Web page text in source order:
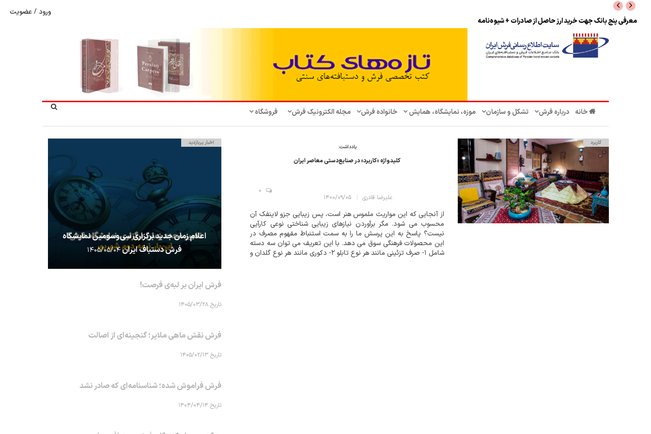
معرفی پنج بانک جهت خرید ارز حاصل از صادرات + شیوه‌نامه
ورود /عضویت
خانه درباره فرش تشکل‌ و سازمان‌ موزه، نمایشگاه، همایش‌ خانواده فرش مجله الکترونیک فرش فروشگاه
کاربرد
یادداشت:
کلیدواژه «کاربرد» در صنایع‌دستی معاصر ایران
علیرضا قادری ۱۴۰۰/۰۹/۰۵
0
از آنجایی که این مواریث ملموس هنر است، پس زیبایی جزو لاینفک آن
محسوب می شود. مگر برآوردن نیازهای زیبایی شناختی نوعی کارآیی
نیست؟ پاسخ به این پرسش ما را به سمت استنباط مفهوم مصرف در
این محصولات فرهنگی سوق می دهد. با این تعریف می توان سه دسته
شامل ۱- صرف تزئینی مانند هر نوع تابلو ۲- دکوری مانند هر نوع گلدان و
اخبار پربازدید
اعلام زمان جدید برگزاری سی‌وسومین نمایشگاه
فرش دستباف ایران۱۴۰۵/۰۵/۰۴
فرش ایران بر لبه‌ی فرصت!
تاریخ ۱۴۰۵/۰۳/۲۸
فرش نقش ماهی‌ ملایر؛ گنجینه‌ای از اصالت
تاریخ ۱۴۰۵/۰۲/۱۳
فرش فراموش شده؛ شناسنامه‌ای که صادر نشد
تاریخ ۱۴۰۴/۰۴/۱۴